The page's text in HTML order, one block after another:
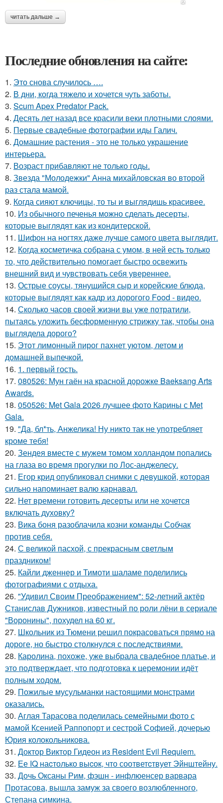
читать дальше →
Последние обновления на сайте:
1. Это снова случилось ….
2. В дни, когда тяжело и хочется чуть заботы.
3. Scum Apex Predator Pack.
4. Десять лет назад все красили веки плотными слоями.
5. Первые свадебные фотографии иды Галич.
6. Домашние растения - это не только украшение
интерьера.
7. Возраст прибавляют не только годы.
8. Звезда "Молодежки" Анна михайловская во второй
раз стала мамой.
9. Когда сияют ключицы, то ты и выглядишь красивее.
10. Из обычного печенья можно сделать десерты,
которые выглядят как из кондитерской.
11. Шифон на ногтях даже лучше самого цвета выглядит.
12. Когда косметичка собрана с умом, в ней есть только
то, что действительно помогает быстро освежить
внешний вид и чувствовать себя увереннее.
13. Острые соусы, тянущийся сыр и корейские блюда,
которые выглядят как кадр из дорогого Food - видео.
14. Сколько часов своей жизни вы уже потратили,
пытаясь уложить бесформенную стрижку так, чтобы она
выглядела дорого?
15. Этот лимонный пирог пахнет уютом, летом и
домашней выпечкой.
16. 1. первый гость.
17. 080526: Мун гаён на красной дорожке Baeksang Arts
Awards.
18. 050526: Met Gala 2026 лучшее фото Карины с Met
Gala.
19. "Да, бл*ть, Анжелика! Ну никто так не употребляет
кроме тебя!
20. Зендея вместе с мужем томом холландом попались
на глаза во время прогулки по Лос-анджелесу.
21. Егор крид опубликовал снимки с девушкой, которая
сильно напоминает валю карнавал.
22. Нет времени готовить десерты или не хочется
включать духовку?
23. Вика боня разоблачила козни команды Собчак
против себя.
24. С великой пасхой, с прекрасным светлым
праздником!
25. Кайли дженнер и Тимоти шаламе поделились
фотографиями с отдыха.
26. "Удивил Своим Преображением": 52-летний актёр
Станислав Дужников, известный по роли лёни в сериале
"Воронины", похудел на 60 кг.
27. Школьник из Тюмени решил покрасоваться прямо на
дороге, но быстро столкнулся с последствиями.
28. Каролина, похоже, уже выбрала свадебное платье, и
это подтверждает, что подготовка к церемонии идёт
полным ходом.
29. Пожилые мусульманки настоящими монстрами
оказались.
30. Аглая Тарасова поделилась семейными фото с
мамой Ксенией Раппопорт и сестрой Софией, дочерью
Юрия колокольникова.
31. Доктор Виктор Гидеон из Resident Evil Requiem.
32. Ее IQ наcтолько выcок, что соответcтвует Эйнштейну.
33. Дочь Оксаны Рим, фэшн - инфлюенсер варвара
Протасова, вышла замуж за своего возлюбленного,
Степана симкина.